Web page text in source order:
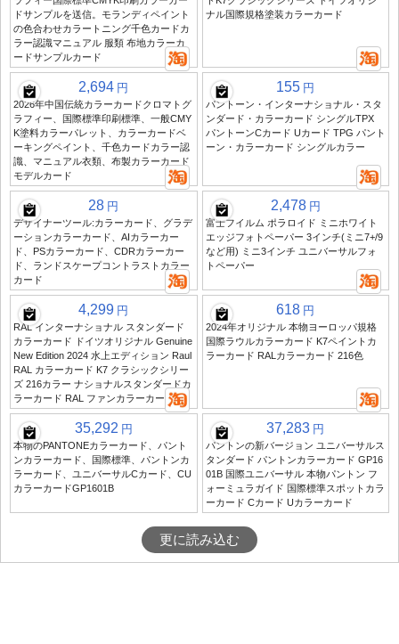
ドサンプルを送信。モランディペイント
の色合わせカラートニング千色カードカ
ラー認識マニュアル 服類 布地カラーカ
ードサンプルカード
ナル国際規格塗装カラーカード
2,694 円
2026年中国伝統カラーカードクロマトグ
ラフィー、国際標準印刷標準、一般CMY
K塗料カラーパレット、カラーカードベ
ーキングペイント、千色カードカラー認
識、マニュアル衣類、布製カラーカード
モデルカード
155 円
パントーン・インターナショナル・スタ
ンダード・カラーカード シングルTPX
パントーンCカード Uカード TPG パント
ーン・カラーカード シングルカラー
28 円
デザイナーツール:カラーカード、グラデ
ーションカラーカード、AIカラーカー
ド、PSカラーカード、CDRカラーカー
ド、ランドスケープコントラストカラー
カード
2,478 円
富士フイルム ポラロイド ミニホワイト
エッジフォトペーパー 3インチ(ミニ7+/9
など用) ミニ3インチ ユニバーサルフォ
トペーパー
4,299 円
RAL インターナショナル スタンダード
カラーカード ドイツオリジナル Genuine
New Edition 2024 水上エディション Raul
RAL カラーカード K7 クラシックシリー
ズ 216カラー ナショナルスタンダードカ
ラーカード RAL ファンカラーカード
618 円
2024年オリジナル 本物ヨーロッパ規格
国際ラウルカラーカード K7ペイントカ
ラーカード RALカラーカード 216色
35,292 円
本物のPANTONEカラーカード、パント
ンカラーカード、国際標準、パントンカ
ラーカード、ユニバーサルCカード、CU
カラーカードGP1601B
37,283 円
パントンの新バージョン ユニバーサルス
タンダード パントンカラーカード GP16
01B 国際ユニバーサル 本物パントン フ
ォーミュラガイド 国際標準スポットカラ
ーカード Cカード Uカラーカード
更に読み込む